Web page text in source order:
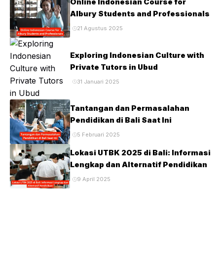
Albury Students and Professionals
21 Agustus 2025
Exploring Indonesian Culture with
Private Tutors in Ubud
31 Januari 2025
Tantangan dan Permasalahan
Pendidikan di Bali Saat Ini
5 Februari 2025
Lokasi UTBK 2025 di Bali: Informasi
Lengkap dan Alternatif Pendidikan
9 April 2025